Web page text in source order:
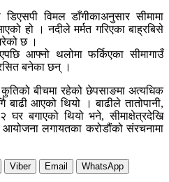
विमल डाँगीकाअनुसार सीमामा
हो । नदीले मर्मत गरिएका बाह्रबिसे
छ ।
आफ्नो थलोमा फर्किएका सीमागाउँ
बनेका छन् ।
बीचमा रहेको छेपसाङमा अत्यधिक
बाढी आएको थियो । बाढीले तातोपानी,
घर बगाएको थियो भने, सीमाक्षेत्रदेखि
लगायतका करोडौंको संरचनामा
Viber Email WhatsApp